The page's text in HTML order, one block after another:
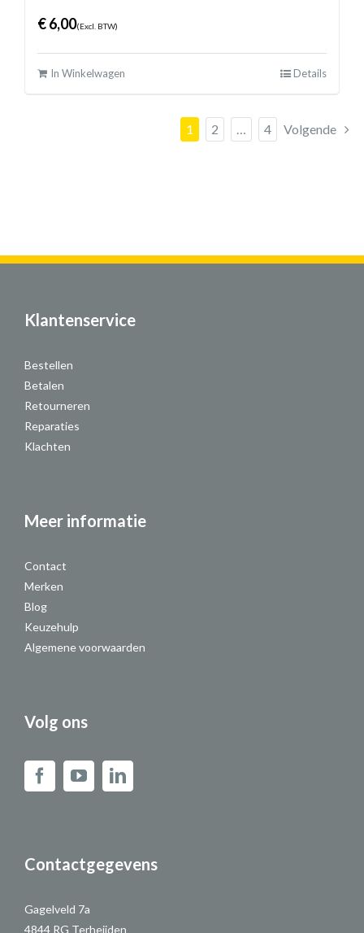
€6,00(Excl. BTW)
In Winkelwagen Details
1 2 … 4 Volgende
Klantenservice
Bestellen
Betalen
Retourneren
Reparaties
Klachten
Meer informatie
Contact
Merken
Blog
Keuzehulp
Algemene voorwaarden
Volg ons
Contactgegevens
Gagelveld 7a
4844 RG Terheijden